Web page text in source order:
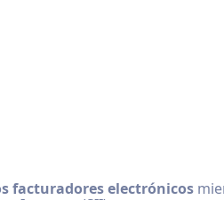
facturadores electrónicos